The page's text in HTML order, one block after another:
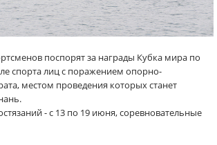
поспорят за награды Кубка мира по
спорта лиц с поражением опорно-
местом проведения которых станет
- с 13 по 19 июня, соревновательные